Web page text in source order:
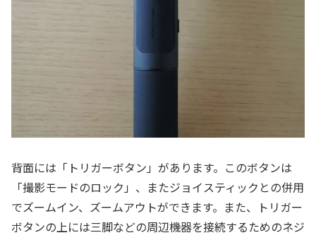
背面には「トリガーボタン」があります。このボタンは
「撮影モードのロック」、またジョイスティックとの併用
でズームイン、ズームアウトができます。また、トリガー
ボタンの上には三脚などの周辺機器を接続するためのネジ